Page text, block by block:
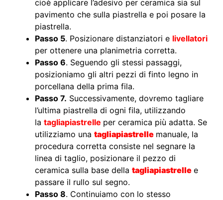
cioè applicare l’adesivo per ceramica sia sul
pavimento che sulla piastrella e poi posare la
piastrella.
Passo 5. Posizionare distanziatori e livellatori
per ottenere una planimetria corretta.
Passo 6. Seguendo gli stessi passaggi,
posizioniamo gli altri pezzi di finto legno in
porcellana della prima fila.
Passo 7. Successivamente, dovremo tagliare
l’ultima piastrella di ogni fila, utilizzando
la tagliapiastrelle per ceramica più adatta. Se
utilizziamo una tagliapiastrelle manuale, la
procedura corretta consiste nel segnare la
linea di taglio, posizionare il pezzo di
ceramica sulla base della tagliapiastrelle e
passare il rullo sul segno.
Passo 8. Continuiamo con lo stesso